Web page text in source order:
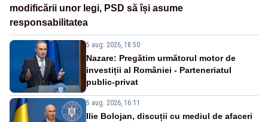
modificării unor legi, PSD să își asume
responsabilitatea
5 aug. 2026, 18:50
Nazare: Pregătim următorul motor de
investiții al României - Parteneriatul
public-privat
5 aug. 2026, 16:11
Ilie Bolojan, discuții cu mediul de afaceri